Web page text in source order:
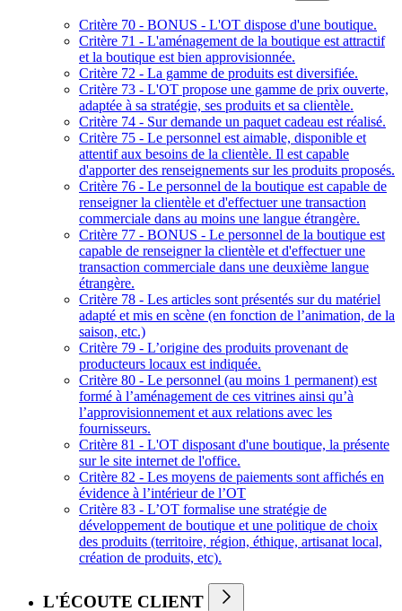
Critère 70 - BONUS - L'OT dispose d'une boutique.
Critère 71 - L'aménagement de la boutique est attractif
et la boutique est bien approvisionnée.
Critère 72 - La gamme de produits est diversifiée.
Critère 73 - L'OT propose une gamme de prix ouverte,
adaptée à sa stratégie, ses produits et sa clientèle.
Critère 74 - Sur demande un paquet cadeau est réalisé.
Critère 75 - Le personnel est aimable, disponible et
attentif aux besoins de la clientèle. Il est capable
d'apporter des renseignements sur les produits proposés.
Critère 76 - Le personnel de la boutique est capable de
renseigner la clientèle et d'effectuer une transaction
commerciale dans au moins une langue étrangère.
Critère 77 - BONUS - Le personnel de la boutique est
capable de renseigner la clientèle et d'effectuer une
transaction commerciale dans une deuxième langue
étrangère.
Critère 78 - Les articles sont présentés sur du matériel
adapté et mis en scène (en fonction de l’animation, de la
saison, etc.)
Critère 79 - L’origine des produits provenant de
producteurs locaux est indiquée.
Critère 80 - Le personnel (au moins 1 permanent) est
formé à l’aménagement de ces vitrines ainsi qu’à
l’approvisionnement et aux relations avec les
fournisseurs.
Critère 81 - L'OT disposant d'une boutique, la présente
sur le site internet de l'office.
Critère 82 - Les moyens de paiements sont affichés en
évidence à l’intérieur de l’OT
Critère 83 - L’OT formalise une stratégie de
développement de boutique et une politique de choix
des produits (territoire, région, éthique, artisanat local,
création de produits, etc).
L'ÉCOUTE CLIENT